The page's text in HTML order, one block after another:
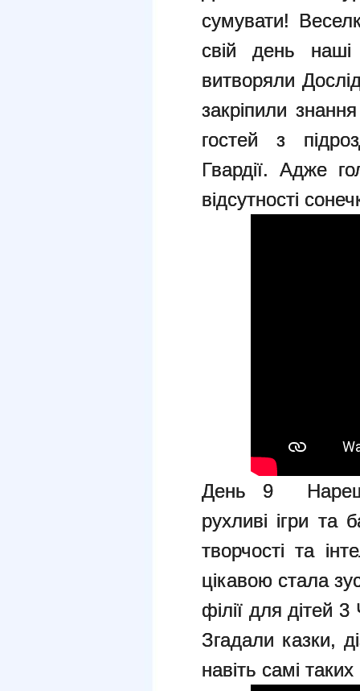
сумувати!
свій день
витворяли
закріпили
гостей з
Гвардії. Адже
відсутності
День 9
рухливі ігри та
творчості та
цікавою стала
філії для дітей
Згадали казки,
навіть самі